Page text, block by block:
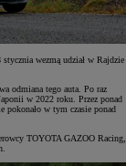
wezmą udział w Rajdzie
odmiana tego auta. Po raz
w 2022 roku. Przez ponad
pokonało w tym czasie ponad
TOYOTA GAZOO Racing,